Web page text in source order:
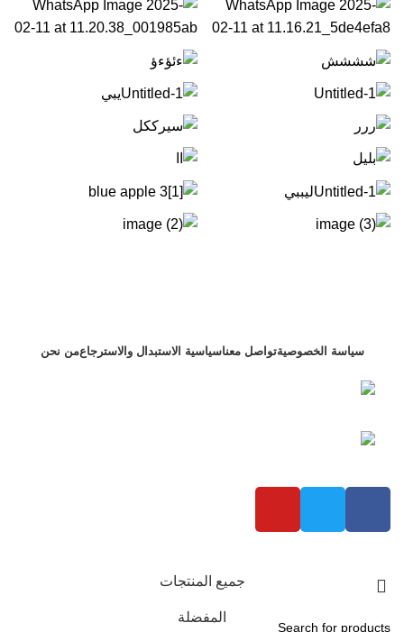
سياسة الخصوصيةتواصل معناسياسية الاستبدال والاسترجاعمن نحن
جميع المنتجات
المفضلة